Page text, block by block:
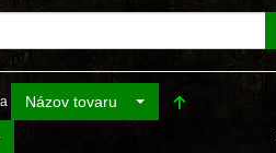
Názov tovaru